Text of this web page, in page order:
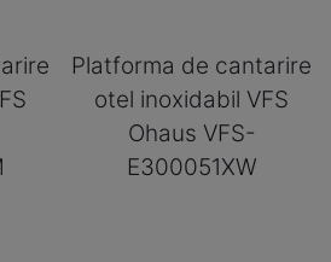
Platforma de cantarire
otel inoxidabil VFS
Ohaus VFS-
E300051XW